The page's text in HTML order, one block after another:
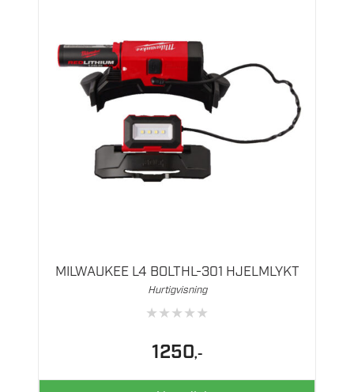
MILWAUKEE L4 BOLTHL-301 HJELMLYKT
Hurtigvisning
★★★★★
1250,-